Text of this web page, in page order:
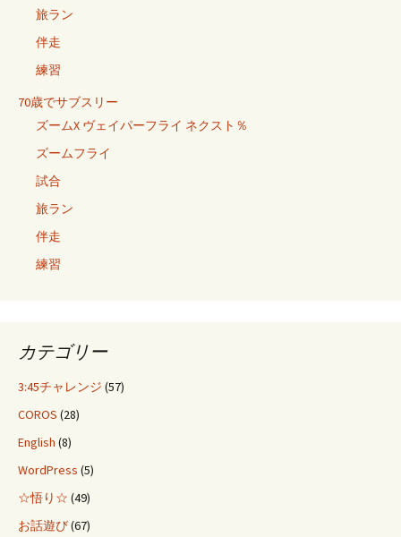
旅ラン
伴走
練習
70歳でサブスリー
ズームX ヴェイパーフライ ネクスト％
ズームフライ
試合
旅ラン
伴走
練習
カテゴリー
3:45チャレンジ (57)
COROS (28)
English (8)
WordPress (5)
☆悟り☆ (49)
お話遊び(67)